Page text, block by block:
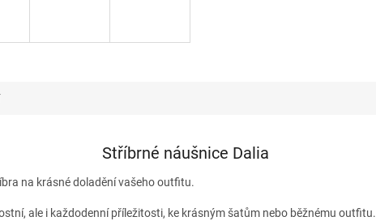
Stříbrné náušnice Dalia
na krásné doladění vašeho outfitu.
ale i každodenní příležitosti, ke krásným šatům nebo běžnému outfitu.